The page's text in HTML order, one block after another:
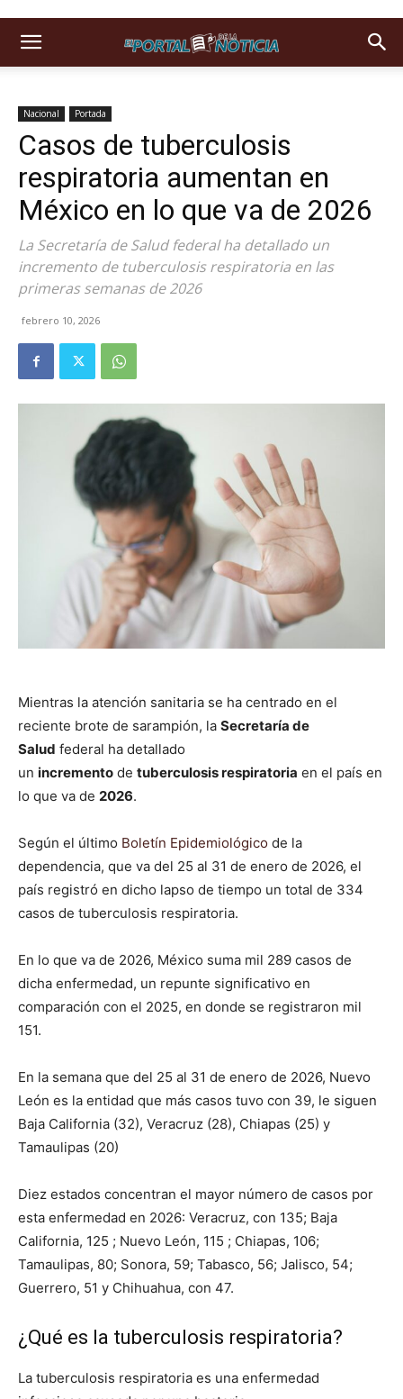
Nacional Portada
Casos de tuberculosis
respiratoria aumentan en
México en lo que va de 2026
La Secretaría de Salud federal ha detallado un
incremento de tuberculosis respiratoria en las
primeras semanas de 2026
febrero 10, 2026
Mientras la atención sanitaria se ha centrado en el
reciente brote de sarampión, la Secretaría de
Salud federal ha detallado
un incremento de tuberculosis respiratoria en el país en
lo que va de 2026.
Según el último Boletín Epidemiológico de la
dependencia, que va del 25 al 31 de enero de 2026, el
país registró en dicho lapso de tiempo un total de 334
casos de tuberculosis respiratoria.
En lo que va de 2026, México suma mil 289 casos de
dicha enfermedad, un repunte significativo en
comparación con el 2025, en donde se registraron mil
151.
En la semana que del 25 al 31 de enero de 2026, Nuevo
León es la entidad que más casos tuvo con 39, le siguen
Baja California (32), Veracruz (28), Chiapas (25) y
Tamaulipas (20)
Diez estados concentran el mayor número de casos por
esta enfermedad en 2026: Veracruz, con 135; Baja
California, 125 ; Nuevo León, 115 ; Chiapas, 106;
Tamaulipas, 80; Sonora, 59; Tabasco, 56; Jalisco, 54;
Guerrero, 51 y Chihuahua, con 47.
¿Qué es la tuberculosis respiratoria?
La tuberculosis respiratoria es una enfermedad